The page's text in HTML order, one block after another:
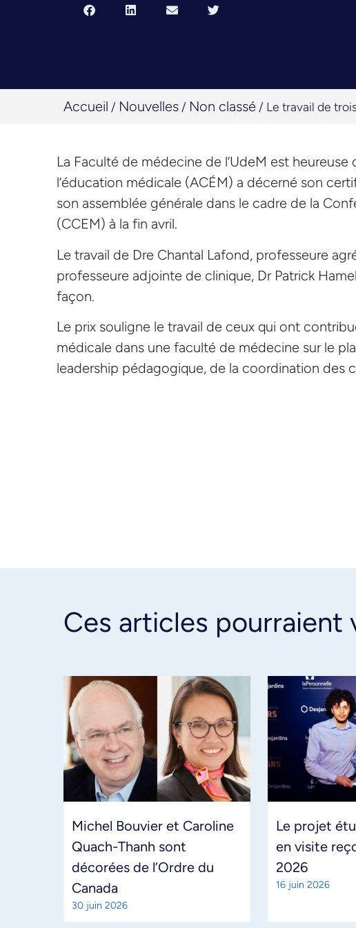
Accueil / Nouvelles / Non classé / Le travail de
La Faculté de médecine de l’UdeM est
l’éducation médicale (ACÉM) a décerné son
son assemblée générale dans le cadre de la
(CCEM) à la fin avril.
Le travail de Dre Chantal Lafond, professeure
professeure adjointe de clinique, Dr Patrick
façon.
Le prix souligne le travail de ceux qui ont
médicale dans une faculté de médecine sur le
leadership pédagogique, de la coordination des
Ces articles pourraient
Michel Bouvier et Caroline
Quach-Thanh sont
décorées de l’Ordre du
Canada
30 juin 2026
Le projet
en visite
2026
16 juin 2026